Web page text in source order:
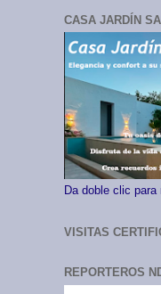
CASA JARDÍN
Da doble clic
VISITAS
REPORTEROS